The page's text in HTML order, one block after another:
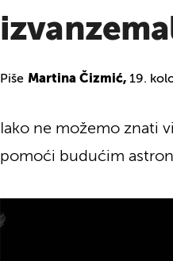
Piše Martina Čizmić, 19.
Iako ne možemo znati
pomoći budućim